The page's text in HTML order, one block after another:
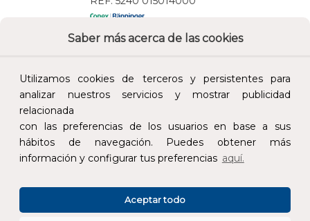
Saber más acerca de las cookies
Utilizamos cookies de terceros y persistentes para
analizar nuestros servicios y mostrar publicidad
relacionada
con las preferencias de los usuarios en base a sus
hábitos de navegación. Puedes obtener más
información y configurar tus preferencias aquí.
Aceptar todo
Añade al carrito y sigue el proceso de
1,52 €
AÑADIR AL CARRITO
MANGUITO DE REDUCCIÓN HH 18-15
REF:5240 018015000